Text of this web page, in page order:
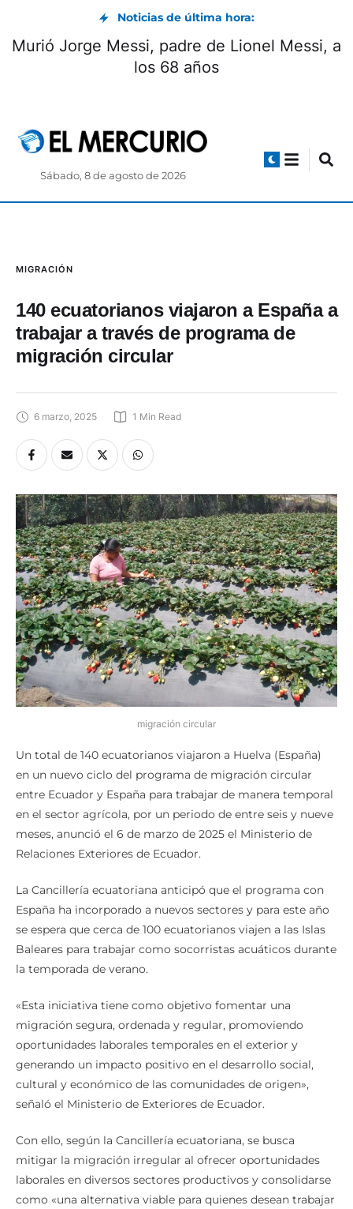
Noticias de última hora:
Murió Jorge Messi, padre de Lionel Messi, a
los 68 años
Sábado, 8 de agosto de 2026
MIGRACIÓN
140 ecuatorianos viajaron a España a
trabajar a través de programa de
migración circular
6 marzo, 2025 1 Min Read
migración circular
Un total de 140 ecuatorianos viajaron a Huelva (España)
en un nuevo ciclo del programa de migración circular
entre Ecuador y España para trabajar de manera temporal
en el sector agrícola, por un periodo de entre seis y nueve
meses, anunció el 6 de marzo de 2025 el Ministerio de
Relaciones Exteriores de Ecuador.
La Cancillería ecuatoriana anticipó que el programa con
España ha incorporado a nuevos sectores y para este año
se espera que cerca de 100 ecuatorianos viajen a las Islas
Baleares para trabajar como socorristas acuáticos durante
la temporada de verano.
«Esta iniciativa tiene como objetivo fomentar una
migración segura, ordenada y regular, promoviendo
oportunidades laborales temporales en el exterior y
generando un impacto positivo en el desarrollo social,
cultural y económico de las comunidades de origen»,
señaló el Ministerio de Exteriores de Ecuador.
Con ello, según la Cancillería ecuatoriana, se busca
mitigar la migración irregular al ofrecer oportunidades
laborales en diversos sectores productivos y consolidarse
como «una alternativa viable para quienes desean trabajar